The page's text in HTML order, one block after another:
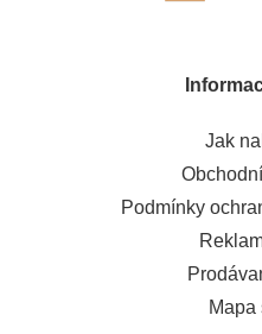
Jak
Podmínky
Mapa